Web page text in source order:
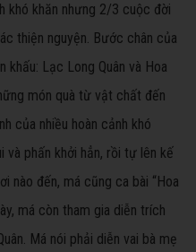
khó khăn nhưng 2/3 cuộc đời
thiện nguyện. Bước chân của
khấu: Lạc Long Quân và Hoa
món quà từ vật chất đến
của nhiều hoàn cảnh khó
và phấn khởi hẳn, rồi tự lên kế
nào đến, má cũng ca bài “Hoa
má còn tham gia diễn trích
Má nói phải diễn vai bà mẹ